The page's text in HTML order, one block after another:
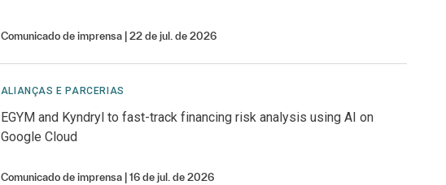
Comunicado de imprensa 22 de jul. de 2026
ALIANÇAS E PARCERIAS
EGYM and Kyndryl to fast-track financing risk analysis using AI on
Google Cloud
Comunicado de imprensa 16 de jul. de 2026